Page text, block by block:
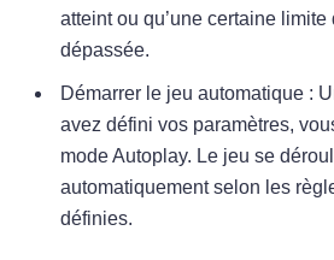
atteint ou qu’une certaine limite
dépassée.
Démarrer le jeu automatique :
avez défini vos paramètres,
mode Autoplay. Le jeu se
automatiquement selon les
définies.